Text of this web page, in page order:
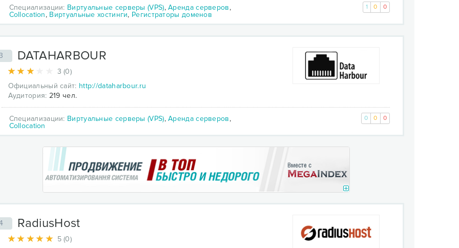
Специализации: Виртуальные серверы (VPS),Аренда серверов,
Collocation, Виртуальные хостинги, Регистраторы доменов
1 0 0
DATAHARBOUR
3 (0)
Официальный сайт: http://dataharbour.ru
Аудитория: 219 чел.
Специализации: Виртуальные серверы (VPS),Аренда серверов,
Collocation
0 0 0
RadiusHost
5 (0)